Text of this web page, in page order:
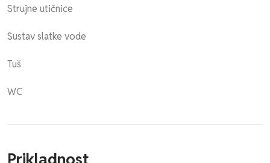
Strujne utičnice
Sustav slatke vode
Tuš
WC